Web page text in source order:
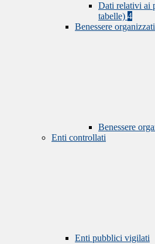
Dati relativi ai
tabelle) 4
Benessere
Benessere
Enti controllati
Enti pubblici vigilati